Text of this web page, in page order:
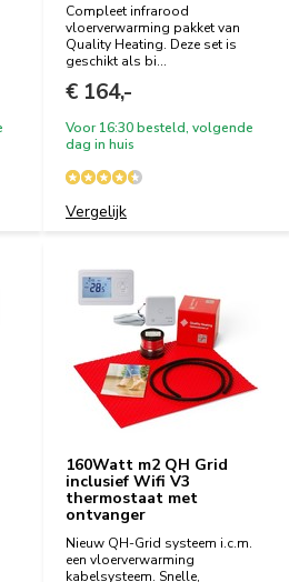
Compleet infrarood
vloerverwarming pakket van
Quality Heating. Deze set is
geschikt als bi...
€ 164,-
Voor 16:30 besteld, volgende
dag in huis
Vergelijk
160Watt m2 QH Grid
inclusief Wifi V3
thermostaat met
ontvanger
Nieuw QH-Grid systeem i.c.m.
een vloerverwarming
kabelsysteem. Snelle,